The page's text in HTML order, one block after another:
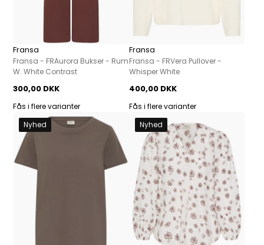
Fransa
Fransa - FRAurora Bukser - Rum
W. White Contrast
300,00 DKK
Fås i flere varianter
Fransa
Fransa - FRVera Pullover -
Whisper White
400,00 DKK
Fås i flere varianter
Nyhed
Nyhed